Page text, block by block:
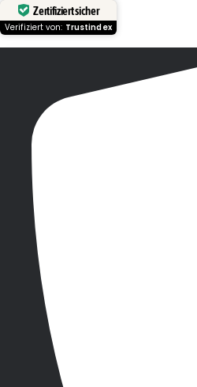
Zertifiziert sicher
Verifiziert von: Trustindex